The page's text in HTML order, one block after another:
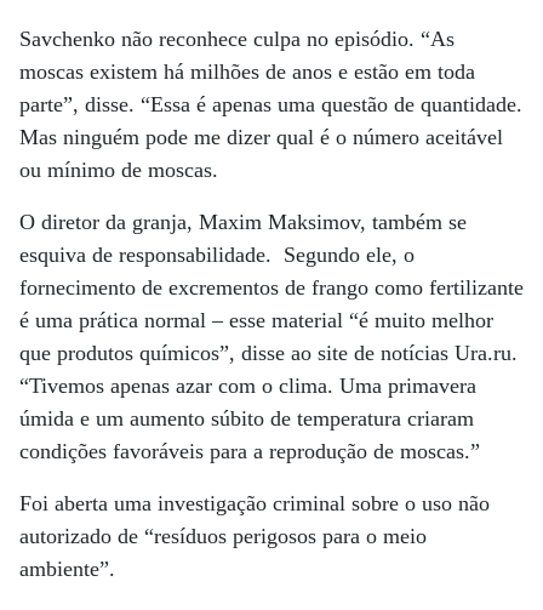
Savchenko não reconhece culpa no episódio. “As
moscas existem há milhões de anos e estão em toda
parte”, disse. “Essa é apenas uma questão de quantidade.
Mas ninguém pode me dizer qual é o número aceitável
ou mínimo de moscas.
O diretor da granja, Maxim Maksimov, também se
esquiva de responsabilidade. Segundo ele, o
fornecimento de excrementos de frango como fertilizante
é uma prática normal – esse material “é muito melhor
que produtos químicos”, disse ao site de notícias Ura.ru.
“Tivemos apenas azar com o clima. Uma primavera
úmida e um aumento súbito de temperatura criaram
condições favoráveis para a reprodução de moscas.”
Foi aberta uma investigação criminal sobre o uso não
autorizado de “resíduos perigosos para o meio
ambiente”.